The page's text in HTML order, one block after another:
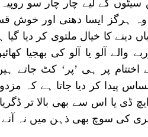
کے لیے چار چار سو روپیہ
وہ ہرگز ایسا دھنی اور خوش
دینے کا خیال ملتوی کر دیا
والے آلو یا آلو کی بھجیا
اختتام پر ہی ’پر‘ کٹ
پیدا کر دیا جاتا ہے کہ
یا اس سے بھی بالا تر
کی سوچ بھی ذہن میں نہ آنے